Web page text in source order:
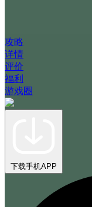
攻略
详情
评价
福利
游戏圈
下载手机APP